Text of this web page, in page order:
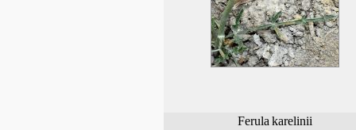
Ferula karelinii